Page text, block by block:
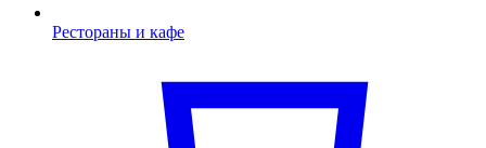
Рестораны и кафе